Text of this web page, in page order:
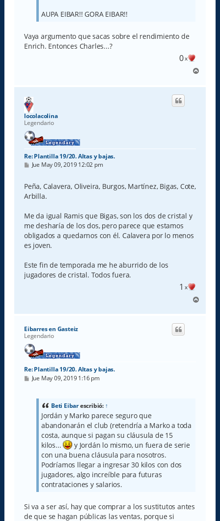
AUPA EIBAR!! GORA EIBAR!!
Vaya argumento que sacas sobre el rendimiento de
Enrich. Entonces Charles...?
0x
r
locolacolina
Legendario
Re: Plantilla 19/20. Altas y bajas.
M
s
a
j
Jue May 09, 2019 12:02 pm
Peña, Calavera, Oliveira, Burgos, Martínez, Bigas, Cote,
Arbilla.
Me da igual Ramis que Bigas, son los dos de cristal y
me desharía de los dos, pero parece que estamos
obligados a quedarnos con él. Calavera por lo menos
es joven.
Este fin de temporada me he aburrido de los
jugadores de cristal. Todos fuera.
1 x
r
Eibarres en Gasteiz
Legendario
Re: Plantilla 19/20. Altas y bajas.
M
Jue May 09, 2019 1:16 pm
Beti Eibarescribió: ↑
Jordán y Marko parece seguro que
abandonarán el club (retendría a Marko a toda
costa, aunque si pagan su cláusula de 15
kilos...
y Jordán lo mismo, un fuera de serie
con una buena cláusula para nosotros.
Podríamos llegar a ingresar 30 kilos con dos
jugadores, algo increíble para futuras
contrataciones y salarios.
Si va a ser así, hay que comprar a los sustitutos antes
de que se hagan públicas las ventas, porque si